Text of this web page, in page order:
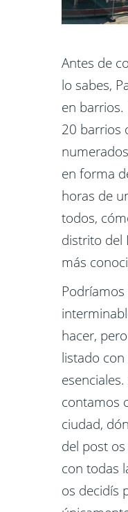
Antes de
lo sabes,
en barrios.
20 barrios
en forma
horas de
todos,
distrito del
más
hacer,
listado
contamos
ciudad,
del post
con todas
os decidís